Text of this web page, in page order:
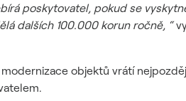
poskytovatel, pokud se
dalších 100.000 korun ročně, “
objektů vrátí